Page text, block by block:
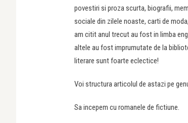
povestiri si proza scurta, biografii,
sociale din zilele noaste, carti de
am citit anul trecut au fost in limba
altele au fost imprumutate de la
literare sunt foarte eclectice!
Voi structura articolul de astazi pe
Sa incepem cu romanele de fictiune.